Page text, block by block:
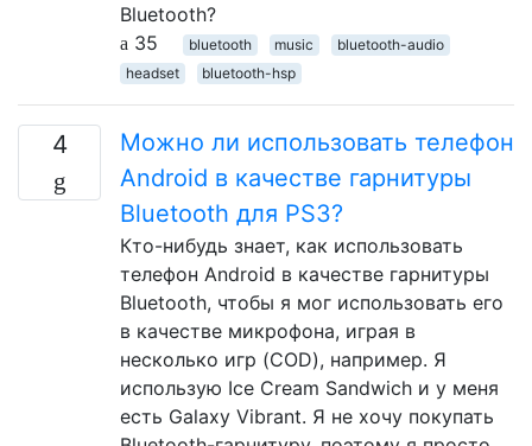
Bluetooth?
35
bluetooth music
bluetooth-audio
headset
bluetooth-hsp
4
Можно ли использовать телефон
Android в качестве гарнитуры
Bluetooth для PS3?
Кто-нибудь знает, как использовать
телефон Android в качестве гарнитуры
Bluetooth, чтобы я мог использовать его
в качестве микрофона, играя в
несколько игр (COD), например. Я
использую Ice Cream Sandwich и у меня
есть Galaxy Vibrant. Я не хочу покупать